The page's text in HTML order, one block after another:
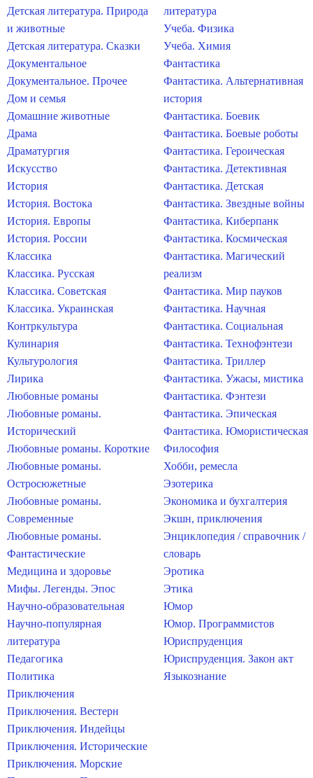
Детская литература. Природа
и животные
Детская литература. Сказки
Документальное
Документальное. Прочее
Дом и семья
Домашние животные
Драма
Драматургия
Искусство
История
История. Востока
История. Европы
История. России
Классика
Классика. Русская
Классика. Советская
Классика. Украинская
Контркультура
Кулинария
Культурология
Лирика
Любовные романы
Любовные романы.
Исторический
Любовные романы. Короткие
Любовные романы.
Остросюжетные
Любовные романы.
Современные
Любовные романы.
Фантастические
Медицина и здоровье
Мифы. Легенды. Эпос
Научно-образовательная
Научно-популярная
литература
Педагогика
Политика
Приключения
Приключения. Вестерн
Приключения. Индейцы
Приключения. Исторические
Приключения. Морские
литература
Учеба. Физика
Учеба. Химия
Фантастика
Фантастика. Альтернативная
история
Фантастика. Боевик
Фантастика. Боевые роботы
Фантастика. Героическая
Фантастика. Детективная
Фантастика. Детская
Фантастика. Звездные войны
Фантастика. Киберпанк
Фантастика. Космическая
Фантастика. Магический
реализм
Фантастика. Мир пауков
Фантастика. Научная
Фантастика. Социальная
Фантастика. Технофэнтези
Фантастика. Триллер
Фантастика. Ужасы, мистика
Фантастика. Фэнтези
Фантастика. Эпическая
Фантастика. Юмористическая
Философия
Хобби, ремесла
Эзотерика
Экономика и бухгалтерия
Экшн, приключения
Энциклопедия / справочник /
словарь
Эротика
Этика
Юмор
Юмор. Программистов
Юриспруденция
Юриспруденция. Закон акт
Языкознание